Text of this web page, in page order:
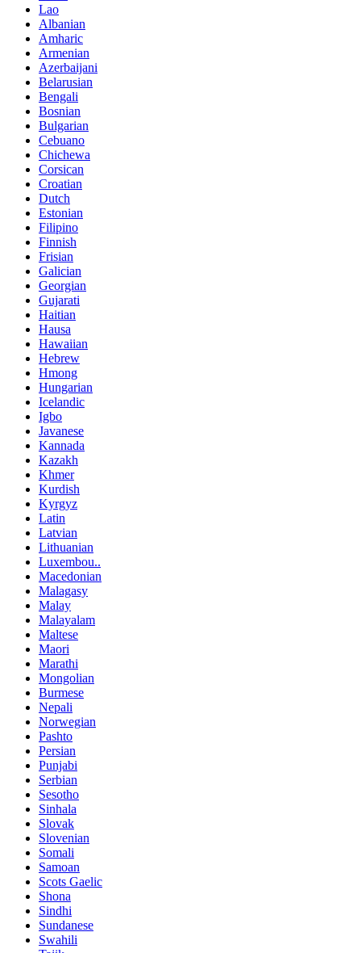
Lao
Albanian
Amharic
Armenian
Azerbaijani
Belarusian
Bengali
Bosnian
Bulgarian
Cebuano
Chichewa
Corsican
Croatian
Dutch
Estonian
Filipino
Finnish
Frisian
Galician
Georgian
Gujarati
Haitian
Hausa
Hawaiian
Hebrew
Hmong
Hungarian
Icelandic
Igbo
Javanese
Kannada
Kazakh
Khmer
Kurdish
Kyrgyz
Latin
Latvian
Lithuanian
Luxembou..
Macedonian
Malagasy
Malay
Malayalam
Maltese
Maori
Marathi
Mongolian
Burmese
Nepali
Norwegian
Pashto
Persian
Punjabi
Serbian
Sesotho
Sinhala
Slovak
Slovenian
Somali
Samoan
Scots Gaelic
Shona
Sindhi
Sundanese
Swahili